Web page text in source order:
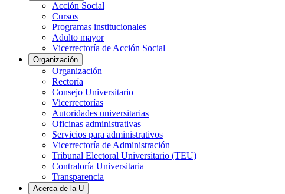
Acción Social
Cursos
Programas institucionales
Adulto mayor
Vicerrectoría de Acción Social
Organización
Organización
Rectoría
Consejo Universitario
Vicerrectorías
Autoridades universitarias
Oficinas administrativas
Servicios para administrativos
Vicerrectoría de Administración
Tribunal Electoral Universitario (TEU)
Contraloría Universitaria
Transparencia
Acerca de la U